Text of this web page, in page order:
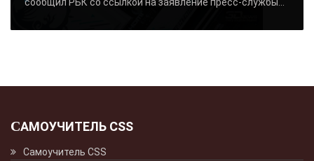
САМОУЧИТЕЛЬ CSS
Самоучитель CSS